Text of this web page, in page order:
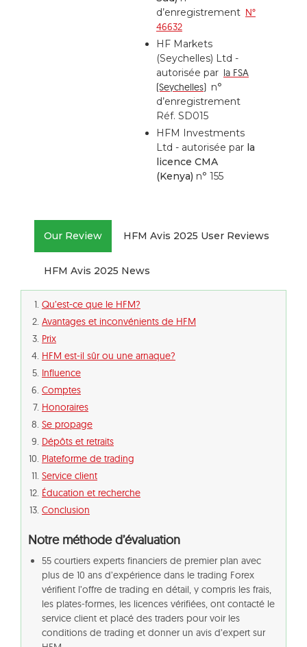
d’enregistrement N°
46632
HF Markets
(Seychelles) Ltd -
autorisée par la FSA
(Seychelles) n°
d’enregistrement
Réf. SD015
HFM Investments
Ltd - autorisée par la
licence CMA
(Kenya) n° 155
Our Review HFM Avis 2025 User Reviews
HFM Avis 2025 News
Qu’est-ce que le HFM?
Avantages et inconvénients de HFM
Prix
HFM est-il sûr ou une arnaque?
Influence
Comptes
Honoraires
Se propage
Dépôts et retraits
Plateforme de trading
Service client
Éducation et recherche
Conclusion
Notre méthode d’évaluation
55 courtiers experts financiers de premier plan avec
plus de 10 ans d’expérience dans le trading Forex
vérifient l’offre de trading en détail, y compris les frais,
les plates-formes, les licences vérifiées, ont contacté le
service client et placé des traders pour voir les
conditions de trading et donner un avis d’expert sur